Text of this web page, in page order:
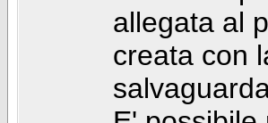
allegata al
creata con